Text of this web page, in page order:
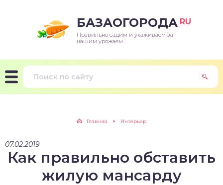
БАЗАОГОРОДА RU
Правильно садим и ухаживаем за
нашим урожаем.
Главная Интерьер
07.02.2019
Как правильно обставить
жилую мансарду